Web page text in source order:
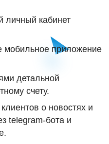
личный кабинет
мобильное приложение
детальной
счету.
о новостях и
telegram-бота и